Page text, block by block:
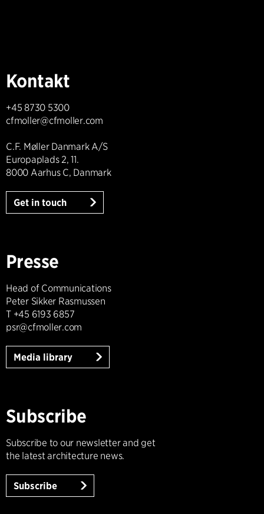
Kontakt
+45 8730 5300
cfmoller@cfmoller.com
C.F. Møller Danmark A/S
Europaplads 2, 11.
8000 Aarhus C, Danmark
Get in touch
Presse
Head of Communications
Peter Sikker Rasmussen
T +45 6193 6857
psr@cfmoller.com
Media library
Subscribe
Subscribe to our newsletter and get
the latest architecture news.
Subscribe